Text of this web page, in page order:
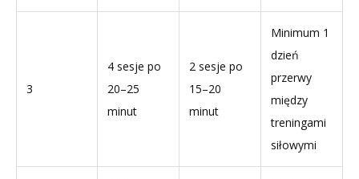
3
4 sesje po
20–25
minut
2 sesje po
15–20
minut
Minimum 1
dzień
przerwy
między
treningami
siłowymi